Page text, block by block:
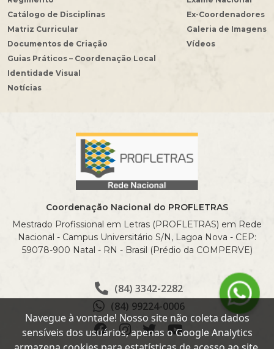
Catálogo de Disciplinas
Matriz Curricular
Documentos de Criação
Guias Práticos – Coordenação Local
Identidade Visual
Ex-Coordenadores
Galeria de Imagens
Vídeos
Notícias
Coordenação Nacional do PROFLETRAS
Mestrado Profissional em Letras (PROFLETRAS) em Rede
Nacional - Campus Universitário S/N, Lagoa Nova - CEP:
59078-900 Natal - RN - Brasil (Prédio da COMPERVE)
(84) 3342-2282
(84) 99224-0006
Navegue à vontade! Nosso site não coleta dados
sensíveis dos usuários, apenas o Google Analytics